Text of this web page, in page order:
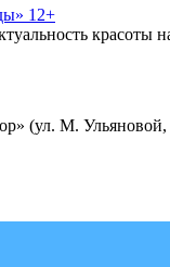
12+
красоты
(ул. М.